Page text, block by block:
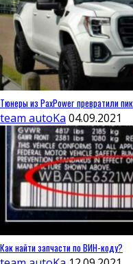
Тюнеры из PaxPower превратили
team autoKa 04.09.2021
Как найти запчасти по ВИН-коду?